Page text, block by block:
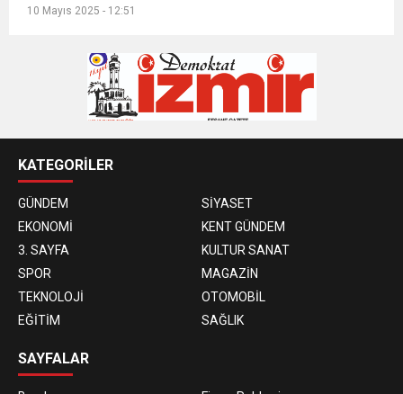
10 Mayıs 2025 - 12:51
KATEGORİLER
GÜNDEM
SİYASET
EKONOMİ
KENT GÜNDEM
3. SAYFA
KULTUR SANAT
SPOR
MAGAZİN
TEKNOLOJİ
OTOMOBİL
EĞİTİM
SAĞLIK
SAYFALAR